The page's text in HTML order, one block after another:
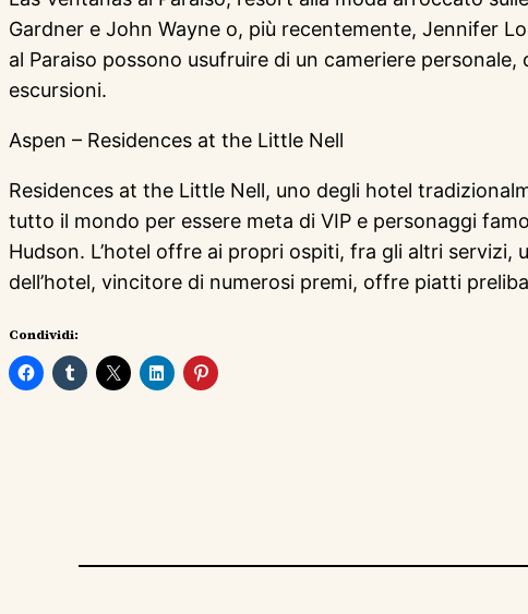
Gardner e John Wayne o, più recentemente, Jennifer
al Paraiso possono usufruire di un cameriere
escursioni.
Aspen – Residences at the Little Nell
Residences at the Little Nell, uno degli hotel
tutto il mondo per essere meta di VIP e personaggi
Hudson. L’hotel offre ai propri ospiti, fra gli altri servizi,
dell’hotel, vincitore di numerosi premi, offre piatti
Condividi: